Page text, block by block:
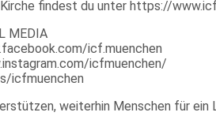
findest du unter https://
MEDIA
icf.muenchen
icfmuenchen/
icfmuenchen
weiterhin Menschen für